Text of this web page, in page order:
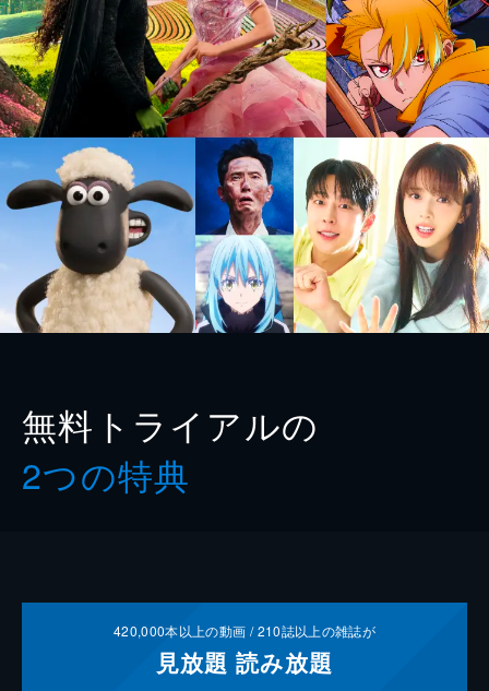
無料トライアルの
2つの特典
420,000本以上の動画 /210誌以上の雑誌が
見放題 読み放題